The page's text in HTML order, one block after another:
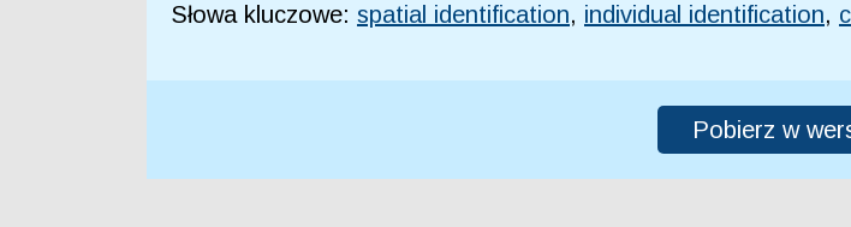
Słowa kluczowe: spatial identification, individual identification,
Pobierz w